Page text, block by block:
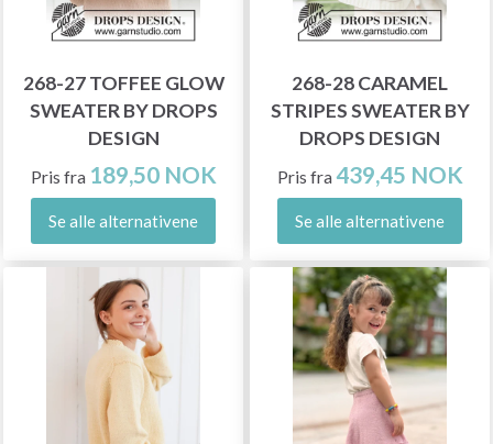
268-27 TOFFEE GLOW
SWEATER BY DROPS
DESIGN
Pris fra 189,50 NOK
Se alle alternativene
268-28 CARAMEL
STRIPES SWEATER BY
DROPS DESIGN
Pris fra439,45 NOK
Se alle alternativene